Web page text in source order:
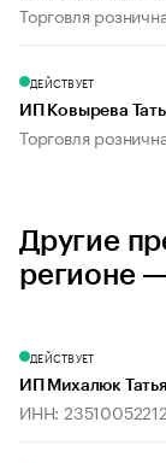
Торговля
ДЕЙСТВУЕТ
ИП Ковырева
Торговля
Другие
регионе
ДЕЙСТВУЕТ
ИП Михалюк
ИНН: